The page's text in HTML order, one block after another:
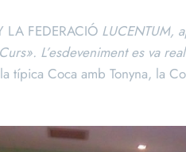
LA FEDERACIÓ LUCENTUM,
L’esdeveniment es va
típica Coca amb Tonyna, la